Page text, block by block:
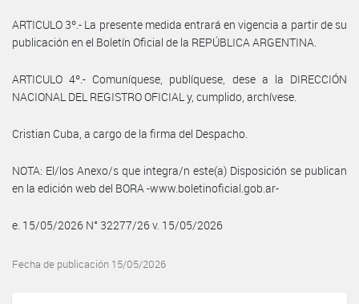
ARTICULO 3º.- La presente medida entrará en vigencia a partir de su
publicación en el Boletín Oficial de la REPÚBLICA ARGENTINA.
ARTICULO 4º.- Comuníquese, publíquese, dese a la DIRECCIÓN
NACIONAL DEL REGISTRO OFICIAL y, cumplido, archívese.
Cristian Cuba, a cargo de la firma del Despacho.
NOTA: El/los Anexo/s que integra/n este(a) Disposición se publican
en la edición web del BORA -www.boletinoficial.gob.ar-
e. 15/05/2026 N° 32277/26 v. 15/05/2026
Fecha de publicación 15/05/2026